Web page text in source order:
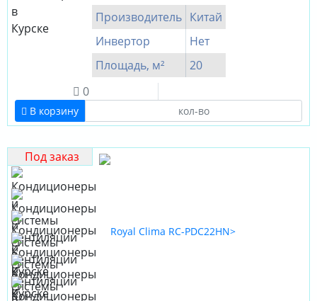
Производитель Китай
Инвертор
Нет
Площадь, м²
20
0
В корзину
Под заказ